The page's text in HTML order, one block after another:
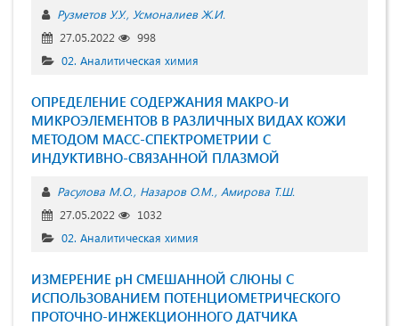
Рузметов У.У. Усмоналиев Ж.И.
27.05.2022
998
02. Аналитическая химия
ОПРЕДЕЛЕНИЕ СОДЕРЖАНИЯ МАКРО-И
МИКРОЭЛЕМЕНТОВ В РАЗЛИЧНЫХ ВИДАХ КОЖИ
МЕТОДОМ МАСС-СПЕКТРОМЕТРИИ С
ИНДУКТИВНО-СВЯЗАННОЙ ПЛАЗМОЙ
Расулова М.О. Назаров О.М. Амирова Т.Ш.
27.05.2022
1032
02. Аналитическая химия
ИЗМЕРЕНИЕ рН СМЕШАННОЙ СЛЮНЫ С
ИСПОЛЬЗОВАНИЕМ ПОТЕНЦИОМЕТРИЧЕСКОГО
ПРОТОЧНО-ИНЖЕКЦИОННОГО ДАТЧИКА